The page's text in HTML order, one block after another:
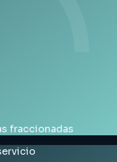
fraccionadas